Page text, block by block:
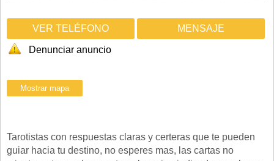
VER TELÉFONO MENSAJE
Denunciar anuncio
Tarotistas con respuestas claras y certeras que te pueden
guiar hacia tu destino, no esperes mas, las cartas no